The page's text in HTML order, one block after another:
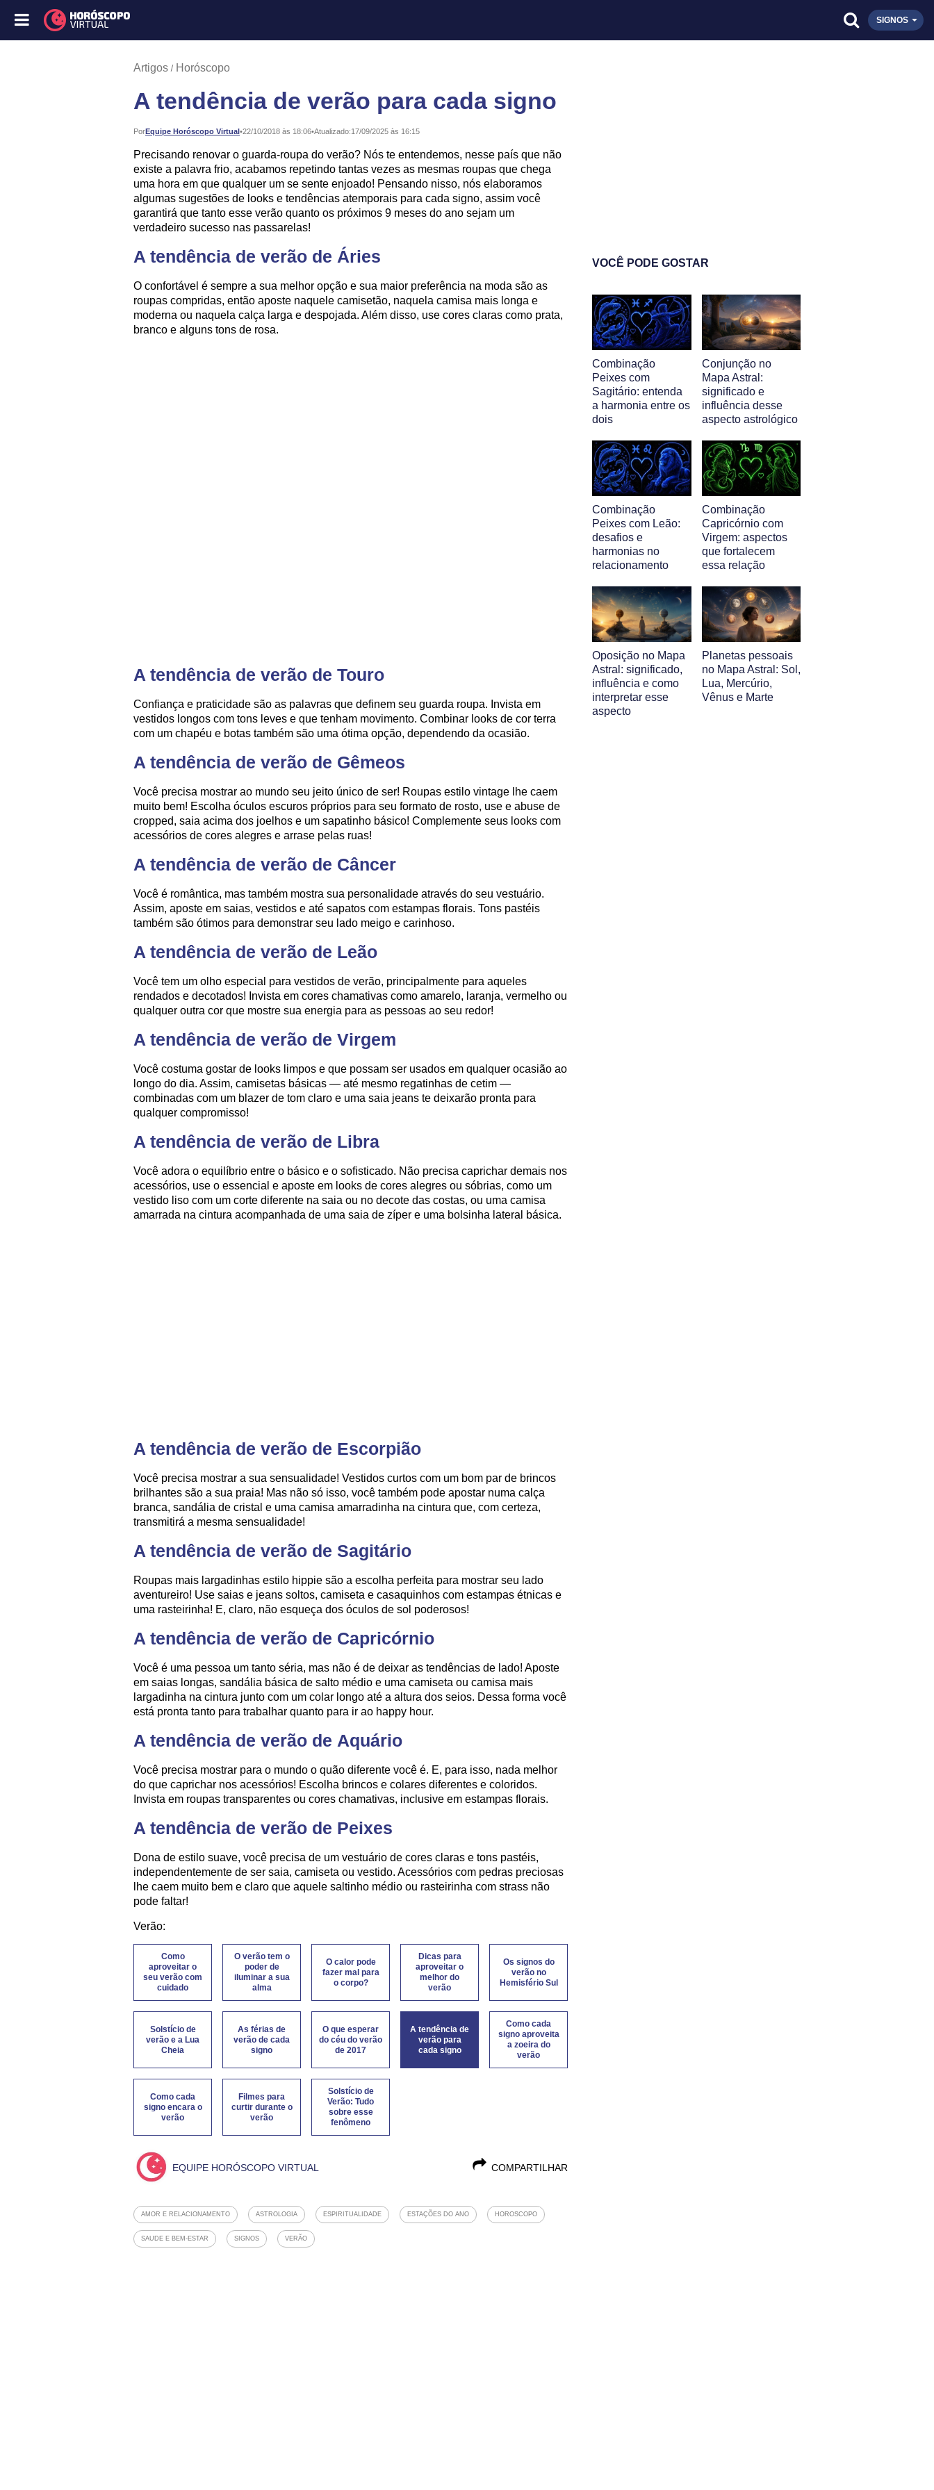
SIGNOS
Artigos Horóscopo
A tendência de verão para cada signo
PorEquipe Horóscopo Virtual•
Publicado: 22/10/2018 às 18:06•Atualizado:17/09/2025 às 16:15
Precisando renovar o guarda-roupa do verão? Nós te entendemos, nesse país que não
existe a palavra frio, acabamos repetindo tantas vezes as mesmas roupas que chega
uma hora em que qualquer um se sente enjoado! Pensando nisso, nós elaboramos
algumas sugestões de looks e tendências atemporais para cada signo, assim você
garantirá que tanto esse verão quanto os próximos 9 meses do ano sejam um
verdadeiro sucesso nas passarelas!
A tendência de verão de Áries
O confortável é sempre a sua melhor opção e sua maior preferência na moda são as
roupas compridas, então aposte naquele camisetão, naquela camisa mais longa e
moderna ou naquela calça larga e despojada. Além disso, use cores claras como prata,
branco e alguns tons de rosa.
A tendência de verão de Touro
Confiança e praticidade são as palavras que definem seu guarda roupa. Invista em
vestidos longos com tons leves e que tenham movimento. Combinar looks de cor terra
com um chapéu e botas também são uma ótima opção, dependendo da ocasião.
A tendência de verão de Gêmeos
Você precisa mostrar ao mundo seu jeito único de ser! Roupas estilo vintage lhe caem
muito bem! Escolha óculos escuros próprios para seu formato de rosto, use e abuse de
cropped, saia acima dos joelhos e um sapatinho básico! Complemente seus looks com
acessórios de cores alegres e arrase pelas ruas!
A tendência de verão de Câncer
Você é romântica, mas também mostra sua personalidade através do seu vestuário.
Assim, aposte em saias, vestidos e até sapatos com estampas florais. Tons pastéis
também são ótimos para demonstrar seu lado meigo e carinhoso.
A tendência de verão de Leão
Você tem um olho especial para vestidos de verão, principalmente para aqueles
rendados e decotados! Invista em cores chamativas como amarelo, laranja, vermelho ou
qualquer outra cor que mostre sua energia para as pessoas ao seu redor!
A tendência de verão de Virgem
Você costuma gostar de looks limpos e que possam ser usados em qualquer ocasião ao
longo do dia. Assim, camisetas básicas — até mesmo regatinhas de cetim —
combinadas com um blazer de tom claro e uma saia jeans te deixarão pronta para
qualquer compromisso!
A tendência de verão de Libra
Você adora o equilíbrio entre o básico e o sofisticado. Não precisa caprichar demais nos
acessórios, use o essencial e aposte em looks de cores alegres ou sóbrias, como um
vestido liso com um corte diferente na saia ou no decote das costas, ou uma camisa
amarrada na cintura acompanhada de uma saia de zíper e uma bolsinha lateral básica.
A tendência de verão de Escorpião
Você precisa mostrar a sua sensualidade! Vestidos curtos com um bom par de brincos
brilhantes são a sua praia! Mas não só isso, você também pode apostar numa calça
branca, sandália de cristal e uma camisa amarradinha na cintura que, com certeza,
transmitirá a mesma sensualidade!
A tendência de verão de Sagitário
Roupas mais largadinhas estilo hippie são a escolha perfeita para mostrar seu lado
aventureiro! Use saias e jeans soltos, camiseta e casaquinhos com estampas étnicas e
uma rasteirinha! E, claro, não esqueça dos óculos de sol poderosos!
A tendência de verão de Capricórnio
Você é uma pessoa um tanto séria, mas não é de deixar as tendências de lado! Aposte
em saias longas, sandália básica de salto médio e uma camiseta ou camisa mais
largadinha na cintura junto com um colar longo até a altura dos seios. Dessa forma você
está pronta tanto para trabalhar quanto para ir ao happy hour.
A tendência de verão de Aquário
Você precisa mostrar para o mundo o quão diferente você é. E, para isso, nada melhor
do que caprichar nos acessórios! Escolha brincos e colares diferentes e coloridos.
Invista em roupas transparentes ou cores chamativas, inclusive em estampas florais.
A tendência de verão de Peixes
Dona de estilo suave, você precisa de um vestuário de cores claras e tons pastéis,
independentemente de ser saia, camiseta ou vestido. Acessórios com pedras preciosas
lhe caem muito bem e claro que aquele saltinho médio ou rasteirinha com strass não
pode faltar!
Verão:
Como
aproveitar o
seu verão com
cuidado
O verão tem o
poder de
iluminar a sua
alma
O calor pode
fazer mal para
o corpo?
Dicas para
aproveitar o
melhor do
verão
Os signos do
verão no
Hemisfério Sul
Solstício de
verão e a Lua
Cheia
As férias de
verão de cada
signo
O que esperar
do céu do verão
de 2017
A tendência de
verão para
cada signo
Como cada
signo aproveita
a zoeira do
verão
Como cada
signo encara o
verão
Filmes para
curtir durante o
verão
Solstício de
Verão: Tudo
sobre esse
fenômeno
COMPARTILHAR
EQUIPE HORÓSCOPO VIRTUAL
AMOR E RELACIONAMENTO ASTROLOGIA ESPIRITUALIDADE ESTAÇÕES DO ANO HOROSCOPO
SAUDE E BEM-ESTAR SIGNOS VERÃO
VOCÊ PODE GOSTAR
Combinação
Peixes com
Sagitário: entenda
a harmonia entre os
dois
Conjunção no
Mapa Astral:
significado e
influência desse
aspecto astrológico
Combinação
Peixes com Leão:
desafios e
harmonias no
relacionamento
Combinação
Capricórnio com
Virgem: aspectos
que fortalecem
essa relação
Oposição no Mapa
Astral: significado,
influência e como
interpretar esse
aspecto
Planetas pessoais
no Mapa Astral: Sol,
Lua, Mercúrio,
Vênus e Marte